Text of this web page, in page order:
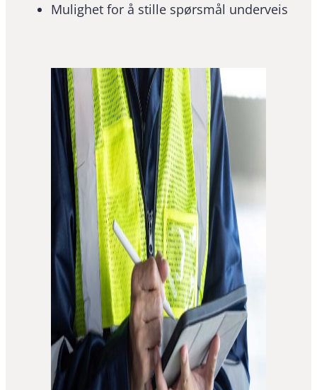
Mulighet for å stille spørsmål underveis